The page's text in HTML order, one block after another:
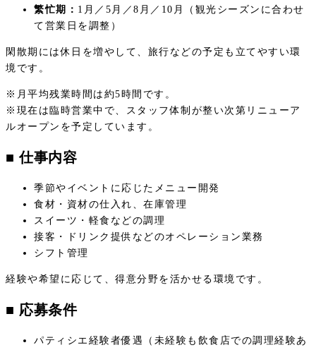
繁忙期： 1月／5月／8月／10月（観光シーズンに合わせ
て営業日を調整）
閑散期には休日を増やして、旅行などの予定も立てやすい環
境です。
※月平均残業時間は約5時間です。
※現在は臨時営業中で、スタッフ体制が整い次第リニューア
ルオープンを予定しています。
■ 仕事内容
季節やイベントに応じたメニュー開発
食材・資材の仕入れ、在庫管理
スイーツ・軽食などの調理
接客・ドリンク提供などのオペレーション業務
シフト管理
経験や希望に応じて、得意分野を活かせる環境です。
■ 応募条件
パティシエ経験者優遇（未経験も飲食店での調理経験あ